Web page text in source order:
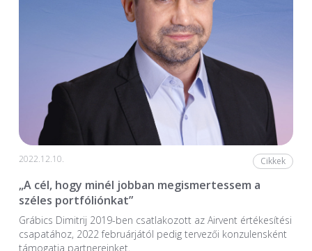
2022.12.10. Cikkek
„A cél, hogy minél jobban megismertessem a
széles portfóliónkat”
Grábics Dimitrij 2019-ben csatlakozott az Airvent értékesítési
csapatához, 2022 februárjától pedig tervezői konzulensként
támogatja partnereinket.